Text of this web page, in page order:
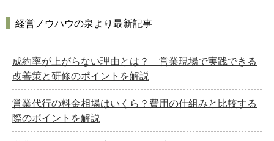
経営ノウハウの泉より最新記事
成約率が上がらない理由とは？ 営業現場で実践できる
改善策と研修のポイントを解説
営業代行の料金相場はいくら？費用の仕組みと比較する
際のポイントを解説